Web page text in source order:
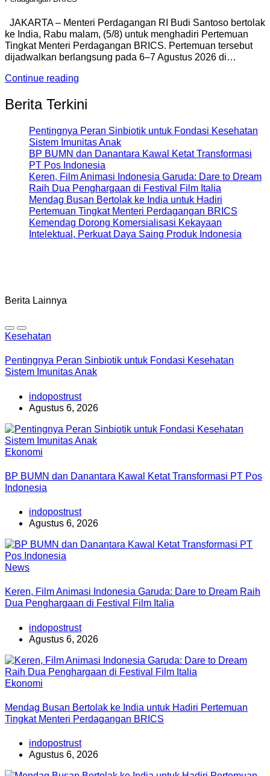
JAKARTA – Menteri Perdagangan RI Budi Santoso bertolak
ke India, Rabu malam, (5/8) untuk menghadiri Pertemuan
Tingkat Menteri Perdagangan BRICS. Pertemuan tersebut
dijadwalkan berlangsung pada 6–7 Agustus 2026 di…
Continue reading
Berita Terkini
Pentingnya Peran Sinbiotik untuk Fondasi Kesehatan
Sistem Imunitas Anak
BP BUMN dan Danantara Kawal Ketat Transformasi
PT Pos Indonesia
Keren, Film Animasi Indonesia Garuda: Dare to Dream
Raih Dua Penghargaan di Festival Film Italia
Mendag Busan Bertolak ke India untuk Hadiri
Pertemuan Tingkat Menteri Perdagangan BRICS
Kemendag Dorong Komersialisasi Kekayaan
Intelektual, Perkuat Daya Saing Produk Indonesia
Berita Lainnya
Kesehatan
Pentingnya Peran Sinbiotik untuk Fondasi Kesehatan
Sistem Imunitas Anak
indopostrust
Agustus 6, 2026
Ekonomi
BP BUMN dan Danantara Kawal Ketat Transformasi PT Pos
Indonesia
indopostrust
Agustus 6, 2026
News
Keren, Film Animasi Indonesia Garuda: Dare to Dream Raih
Dua Penghargaan di Festival Film Italia
indopostrust
Agustus 6, 2026
Ekonomi
Mendag Busan Bertolak ke India untuk Hadiri Pertemuan
Tingkat Menteri Perdagangan BRICS
indopostrust
Agustus 6, 2026